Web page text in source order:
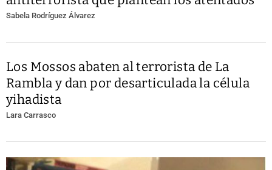
Sabela Rodríguez Álvarez
Los Mossos abaten al terrorista de La
Rambla y dan por desarticulada la célula
yihadista
Lara Carrasco